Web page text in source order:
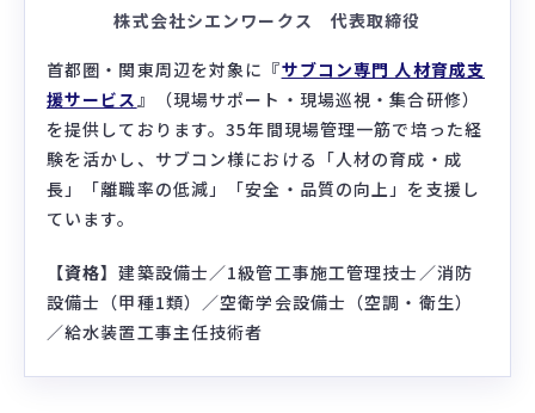
株式会社シエンワークス 代表取締役
首都圏・関東周辺を対象に『サブコン専門 人材育成支
援サービス』（現場サポート・現場巡視・集合研修）
を提供しております。35年間現場管理一筋で培った経
験を活かし、サブコン様における「人材の育成・成
長」「離職率の低減」「安全・品質の向上」を支援し
ています。
【資格】建築設備士／1級管工事施工管理技士／消防
設備士（甲種1類）／空衛学会設備士（空調・衛生）
／給水装置工事主任技術者